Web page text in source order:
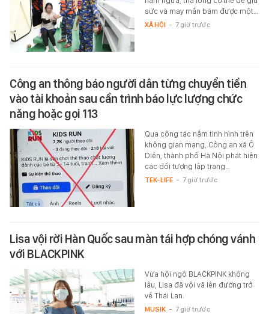
sức và may mắn bám được một…
XÃ HỘI - 7 giờ trước
Công an thông báo người dân từng chuyển tiền
vào tài khoản sau cần trình báo lực lượng chức
năng hoặc gọi 113
Qua công tác nắm tình hình trên
không gian mạng, Công an xã Ô
Diên, thành phố Hà Nội phát hiện
các đối tượng lập trang…
TEK-LIFE - 7 giờ trước
Lisa vội rời Hàn Quốc sau màn tái hợp chóng vánh
với BLACKPINK
Vừa hội ngộ BLACKPINK không
lâu, Lisa đã vội vã lên đường trở
về Thái Lan.
MUSIK - 7 giờ trước